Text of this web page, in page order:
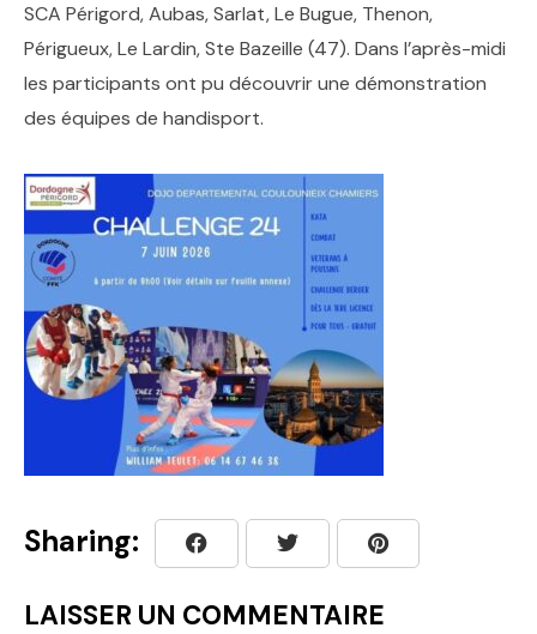
SCA Périgord, Aubas, Sarlat, Le Bugue, Thenon,
Périgueux, Le Lardin, Ste Bazeille (47). Dans l’après-midi
les participants ont pu découvrir une démonstration
des équipes de handisport.
Sharing:
LAISSER UN COMMENTAIRE